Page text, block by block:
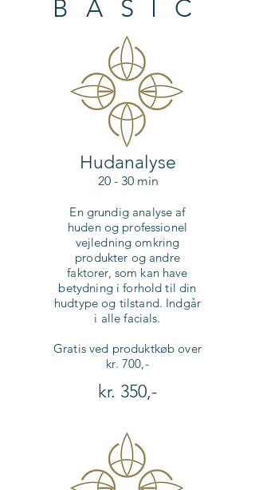
BASIC
Hudanalyse
20 - 30 min
En grundig analyse af
huden og professionel
vejledning omkring
produkter og andre
faktorer, som kan have
betydning i forhold til din
hudtype og tilstand. Indgår
i alle facials.
Gratis ved produktkøb over
kr. 700,-
kr. 350,-